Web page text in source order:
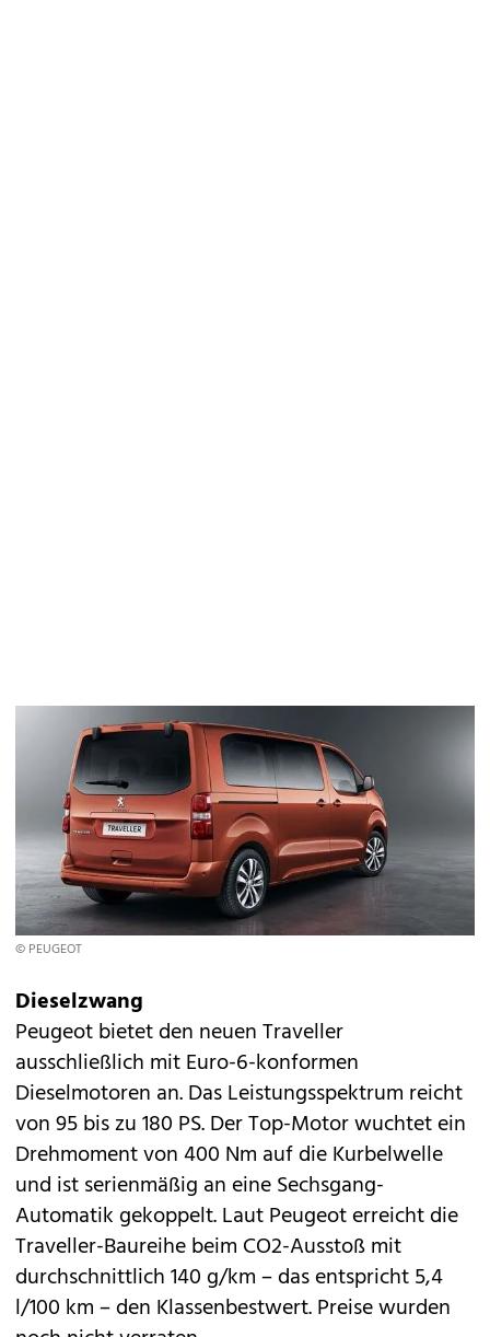
© PEUGEOT
Dieselzwang
Peugeot bietet den neuen Traveller
ausschließlich mit Euro-6-konformen
Dieselmotoren an. Das Leistungsspektrum reicht
von 95 bis zu 180 PS. Der Top-Motor wuchtet ein
Drehmoment von 400 Nm auf die Kurbelwelle
und ist serienmäßig an eine Sechsgang-
Automatik gekoppelt. Laut Peugeot erreicht die
Traveller-Baureihe beim CO2-Ausstoß mit
durchschnittlich 140 g/km – das entspricht 5,4
l/100 km – den Klassenbestwert. Preise wurden